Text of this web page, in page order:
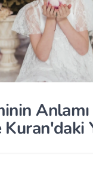
Kuran'daki